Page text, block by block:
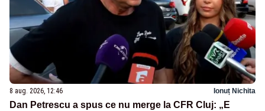
8 aug. 2026, 12:46 Ionuț Nichita
Dan Petrescu a spus ce nu merge la CFR Cluj: „E